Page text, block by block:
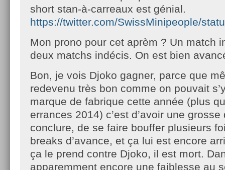
short stan-à-carreaux est génial.
https://twitter.com/SwissMinipeople/
Mon prono pour cet aprèm ? Un match
deux matchs indécis. On est bien
Bon, je vois Djoko gagner, parce que
redevenu très bon comme on pouvait
marque de fabrique cette année (plus
errances 2014) c’est d’avoir une
conclure, de se faire bouffer plusieurs
breaks d’avance, et ça lui est encore
ça le prend contre Djoko, il est mort.
apparemment encore une faiblesse au